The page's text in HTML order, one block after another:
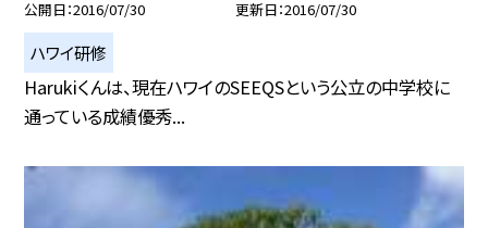
公開日 2016/07/30 更新日 2016/07/30
ハワイ研修
Harukiくんは、現在ハワイのSEEQSという公立の中学校に
通っている成績優秀...